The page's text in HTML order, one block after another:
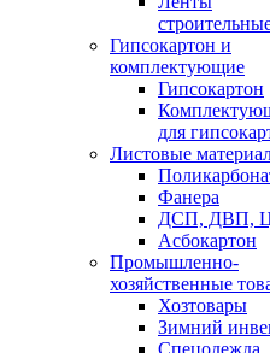
Гипсокартон и
комплектующие
Гипсокартон
для
Листовые
Фанера
ДСП, ДВП,
Асбокартон
Промышленно-
хозяйственные
Хозтовары
Зимний
Спецодежда